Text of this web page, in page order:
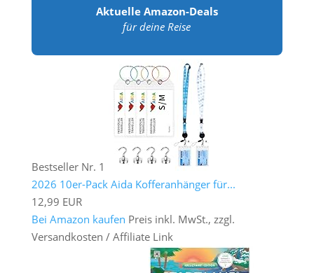
Aktuelle Amazon-Deals
für deine Reise
Bestseller Nr. 1
2026 10er-Pack Aida Kofferanhänger für...
12,99 EUR
Bei Amazon kaufen Preis inkl. MwSt., zzgl.
Versandkosten / Affiliate Link